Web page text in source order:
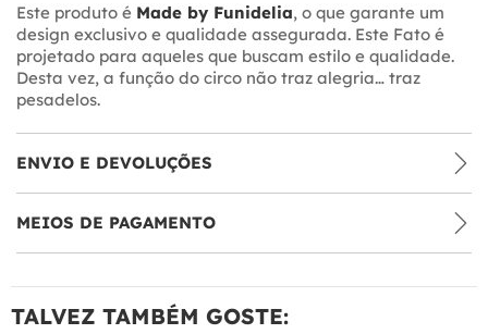
Este produto é Made by Funidelia, o que garante um
design exclusivo e qualidade assegurada. Este Fato é
projetado para aqueles que buscam estilo e qualidade.
Desta vez, a função do circo não traz alegria… traz
pesadelos.
ENVIO E DEVOLUÇÕES
MEIOS DE PAGAMENTO
TALVEZ TAMBÉM GOSTE: